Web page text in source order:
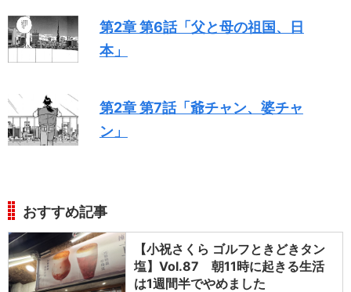
第2章 第6話「父と母の祖国、日
本」
第2章 第7話「爺チャン、婆チャ
ン」
おすすめ記事
【小祝さくら ゴルフときどきタン
塩】Vol.87 朝11時に起きる生活
は1週間半でやめました